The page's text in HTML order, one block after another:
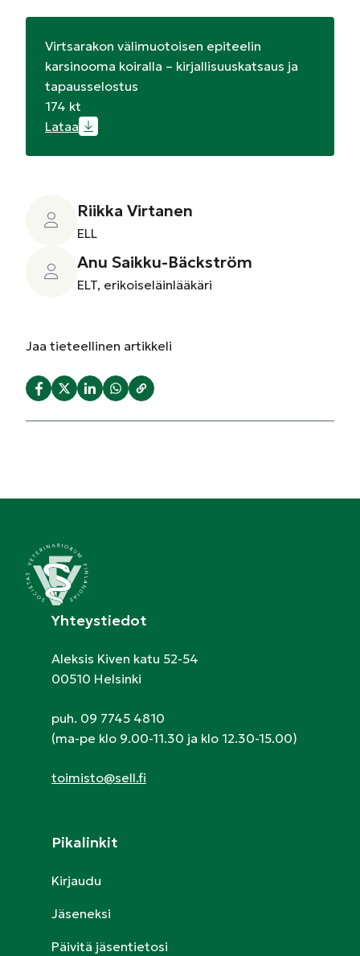
Virtsarakon välimuotoisen epiteelin
karsinooma koiralla – kirjallisuuskatsaus ja
tapausselostus
174 kt
Lataa
Riikka Virtanen
ELL
Anu Saikku-Bäckström
ELT, erikoiseläinlääkäri
Jaa tieteellinen artikkeli
Yhteystiedot
Aleksis Kiven katu 52-54
00510 Helsinki
puh. 09 7745 4810
(ma-pe klo 9.00-11.30 ja klo 12.30-15.00)
toimisto@sell.fi
Pikalinkit
Kirjaudu
Jäseneksi
Päivitä jäsentietosi